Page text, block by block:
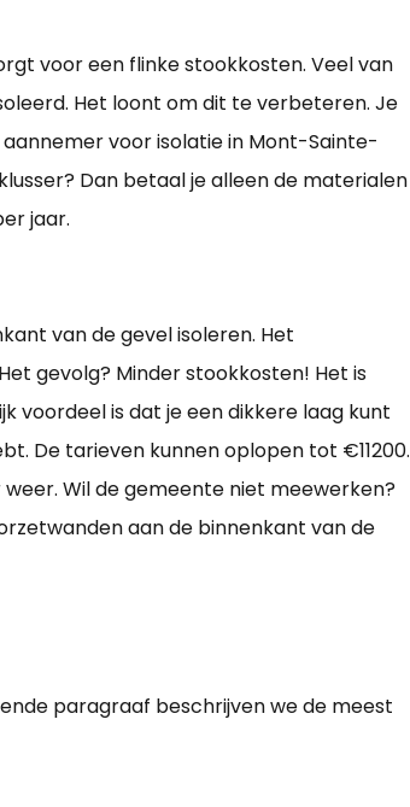
voor een flinke stookkosten. Veel van
Het loont om dit te verbeteren. Je
voor isolatie in Mont-Sainte-
Dan betaal je alleen de materialen
jaar.
van de gevel isoleren. Het
gevolg? Minder stookkosten! Het is
voordeel is dat je een dikkere laag kunt
De tarieven kunnen oplopen tot €11200.
Wil de gemeente niet meewerken?
aan de binnenkant van de
paragraaf beschrijven we de meest